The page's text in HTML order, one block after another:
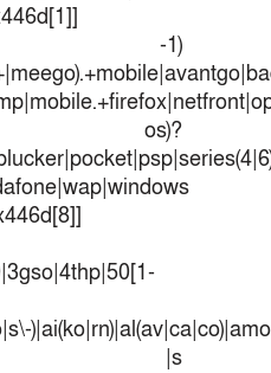
-1)
os)?
|s